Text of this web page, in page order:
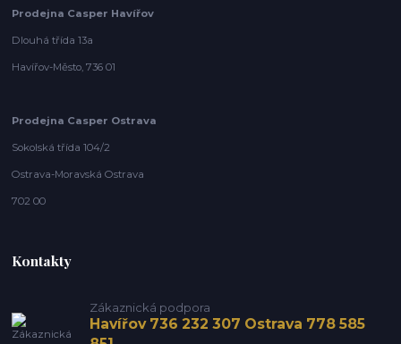
Prodejna Casper Havířov
Dlouhá třída 13a
Havířov-Město, 736 01
Prodejna Casper Ostrava
Sokolská třída 104/2
Ostrava-Moravská Ostrava
702 00
Kontakty
Zákaznická podpora
Havířov 736 232 307 Ostrava 778 585